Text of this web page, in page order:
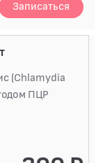
Записаться
(Chlamydia
ПЦР